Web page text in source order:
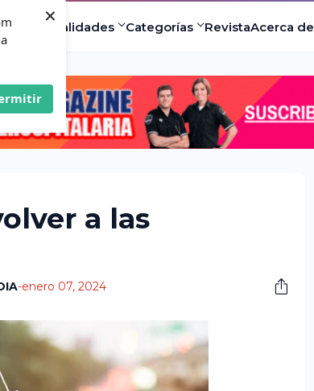
×
Especialidades Categorías RevistaAcerca de
a las
-enero 07, 2024